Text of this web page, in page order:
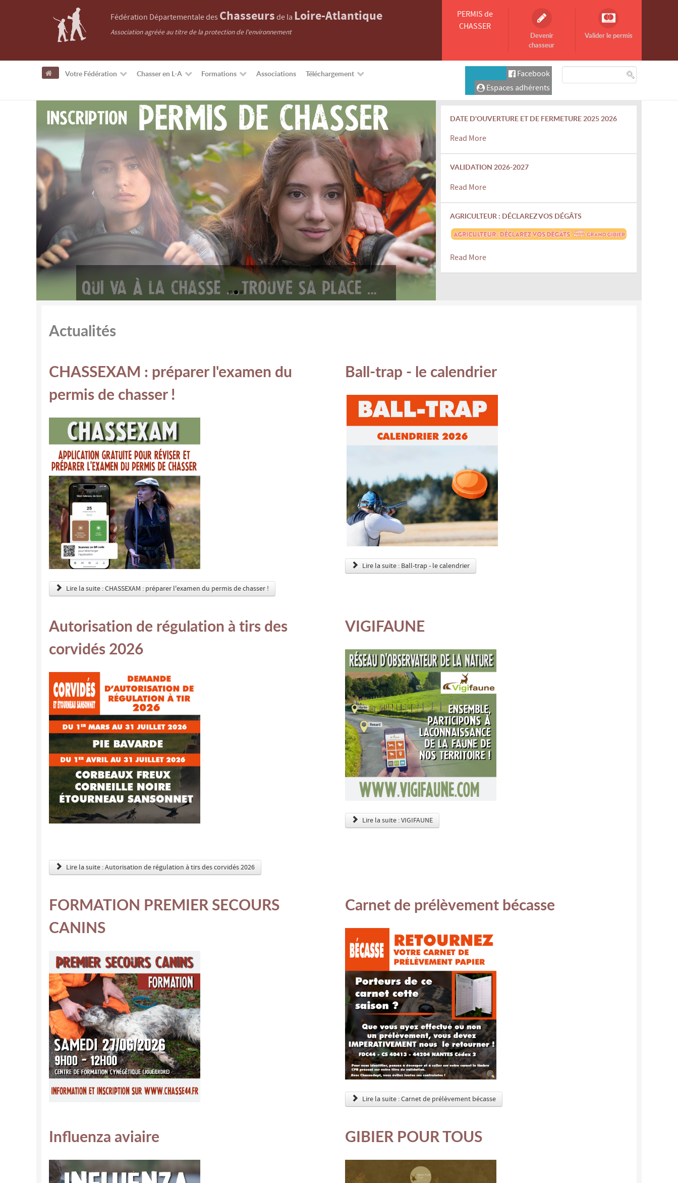
Fédération Départementale des Chasseurs de la Loire-Atlantique
Association agréée au titre de la protection de l'environnement
PERMIS de
CHASSER
Devenir
chasseur
Valider le permis
Votre Fédération Chasser en L-A Formations Associations Téléchargement
Facebook
Espaces adhérents
DATE D'OUVERTURE ET DE FERMETURE 2025 2026
Read More
VALIDATION 2026-2027
Read More
AGRICULTEUR : DÉCLAREZ VOS DÉGÂTS
Read More
Actualités
CHASSEXAM : préparer l'examen du
permis de chasser !
Lire la suite : CHASSEXAM : préparer l'examen du permis de chasser !
Ball-trap - le calendrier
Lire la suite : Ball-trap - le calendrier
Autorisation de régulation à tirs des
corvidés 2026
Lire la suite : Autorisation de régulation à tirs des corvidés 2026
VIGIFAUNE
Lire la suite : VIGIFAUNE
FORMATION PREMIER SECOURS
CANINS
Carnet de prélèvement bécasse
Lire la suite : Carnet de prélèvement bécasse
Influenza aviaire GIBIER POUR TOUS